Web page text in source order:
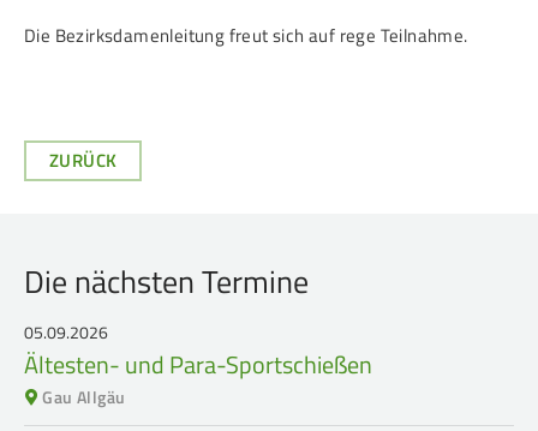
Die Bezirksdamenleitung freut sich auf rege Teilnahme.
ZURÜCK
Die nächsten Termine
05.09.2026
Ältesten- und Para-Sportschießen
Gau Allgäu
Schützensport
Senioren-Auflage
Schützen Jugend
DAMEN
Damen im Schützensport
Bezirkspokal
Schützenkönige